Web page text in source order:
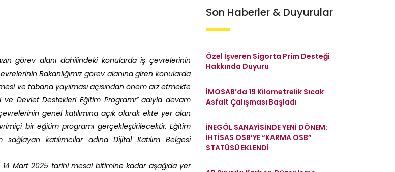
görev alanı dahilindeki konularda iş çevrelerinin
Bakanlığımız görev alanına giren konularda
ve tabana yayılması açısından önem arz etmekte
ve Devlet Destekleri Eğitim Programı” adıyla devam
genel katılımına açık olarak ekte yer alan
bir eğitim programı gerçekleştirilecektir. Eğitim
katılımcılar adına Dijital Katılım Belgesi
14 Mart 2025 tarihi mesai bitimine kadar aşağıda yer
Son Haberler & Duyurular
Özel İşveren Sigorta Prim Desteği
Hakkında Duyuru
İMOSAB’da 19 Kilometrelik Sıcak
Asfalt Çalışması Başladı
İNEGÖL SANAYİSİNDE YENİ DÖNEM:
İHTİSAS OSB’YE “KARMA OSB”
STATÜSÜ EKLENDİ